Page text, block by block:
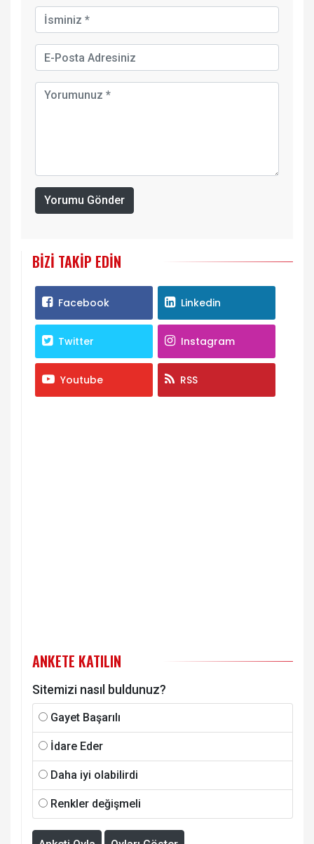
Yorumu Gönder
BIZI TAKIP EDIN
Facebook Linkedin
Twitter Instagram
Youtube RSS
ANKETE KATILIN
Sitemizi nasıl buldunuz?
Gayet Başarılı
İdare Eder
Daha iyi olabilirdi
Renkler değişmeli